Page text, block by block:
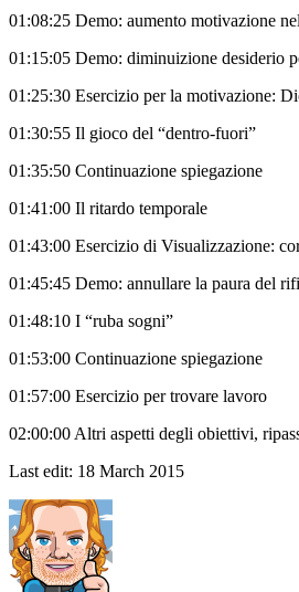
01:08:25 Demo: aumento motivazione
01:15:05 Demo: diminuizione desiderio
01:25:30 Esercizio per la motivazione:
01:30:55 Il gioco del “dentro-fuori”
01:35:50 Continuazione spiegazione
01:41:00 Il ritardo temporale
01:43:00 Esercizio di Visualizzazione:
01:45:45 Demo: annullare la paura del
01:48:10 I “ruba sogni”
01:53:00 Continuazione spiegazione
01:57:00 Esercizio per trovare lavoro
02:00:00 Altri aspetti degli obiettivi,
Last edit: 18 March 2015